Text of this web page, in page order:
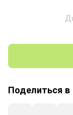
Поделиться в